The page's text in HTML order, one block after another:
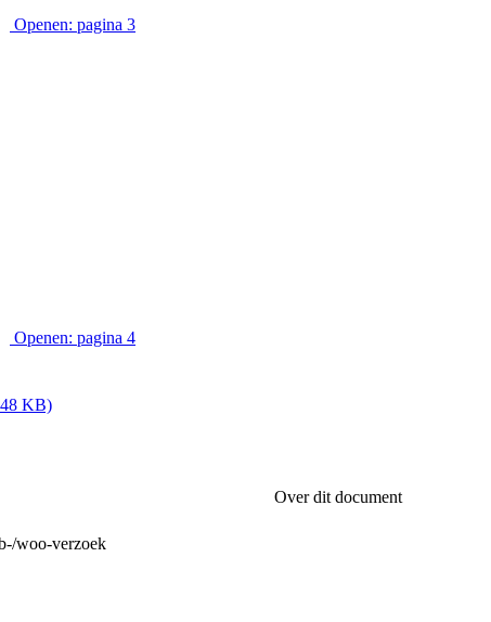
Openen: pagina 3
Openen: pagina 4
KB)
Over dit document
woo-verzoek